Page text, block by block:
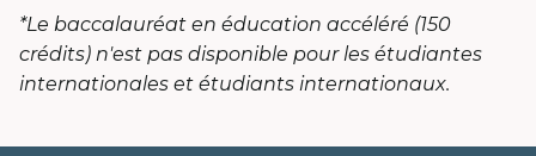
*Le baccalauréat en éducation accéléré (150
crédits) n'est pas disponible pour les étudiantes
internationales et étudiants internationaux.